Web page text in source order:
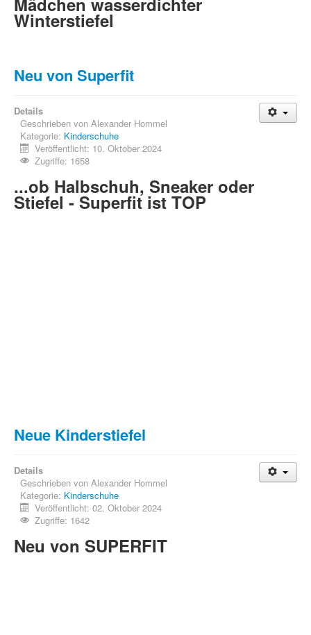
Auszeichnungen
Kontakt
Winterstiefel
Neu von Superfit
Details
Geschrieben von Alexander Hommel
Kategorie: Kinderschuhe
Veröffentlicht: 10. Oktober 2024
Zugriffe: 1658
...ob Halbschuh, Sneaker oder
Stiefel - Superfit ist TOP
Neue Kinderstiefel
Details
Geschrieben von Alexander Hommel
Kategorie: Kinderschuhe
Veröffentlicht: 02. Oktober 2024
Zugriffe: 1642
Neu von SUPERFIT